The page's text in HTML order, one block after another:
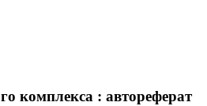
комплекса : автореферат